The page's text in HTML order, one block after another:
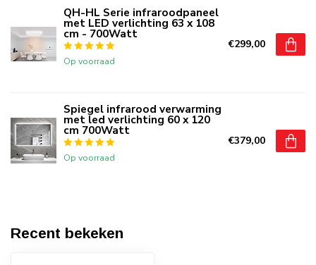
QH-HL Serie infraroodpaneel
met LED verlichting 63 x 108
cm - 700Watt
Op voorraad
€299,00
Spiegel infrarood verwarming
met led verlichting 60 x 120
cm 700Watt
Op voorraad
€379,00
Recent bekeken